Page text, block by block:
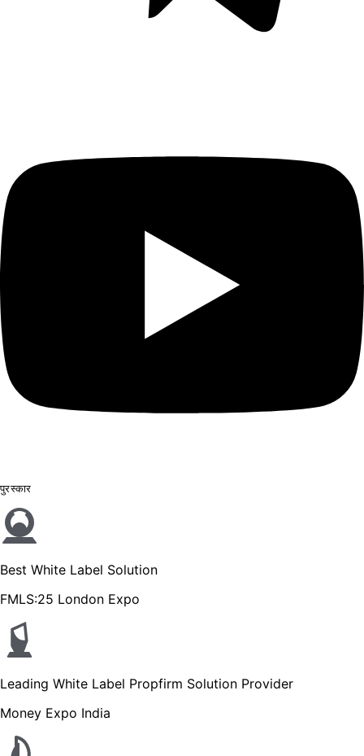
पुरस्कार
Best White Label Solution
FMLS:25 London Expo
Leading White Label Propfirm Solution Provider
Money Expo India